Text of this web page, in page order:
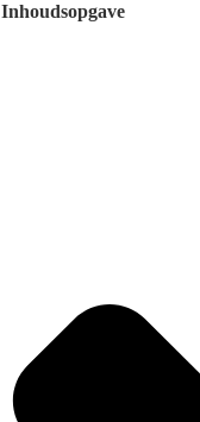
Inhoudsopgave